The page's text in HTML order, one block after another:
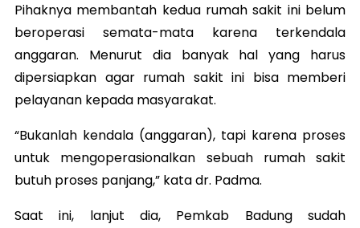
Pihaknya membantah kedua rumah sakit ini belum
beroperasi semata-mata karena terkendala
anggaran. Menurut dia banyak hal yang harus
dipersiapkan agar rumah sakit ini bisa memberi
pelayanan kepada masyarakat.
“Bukanlah kendala (anggaran), tapi karena proses
untuk mengoperasionalkan sebuah rumah sakit
butuh proses panjang,” kata dr. Padma.
Saat ini, lanjut dia, Pemkab Badung sudah